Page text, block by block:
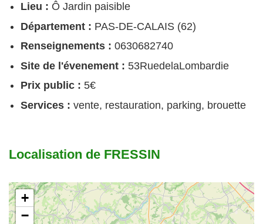
Lieu : Ô Jardin paisible
Département : PAS-DE-CALAIS (62)
Renseignements : 0630682740
Site de l'évenement : 53RuedelaLombardie
Prix public : 5€
Services : vente, restauration, parking, brouette
Localisation de FRESSIN
+
−